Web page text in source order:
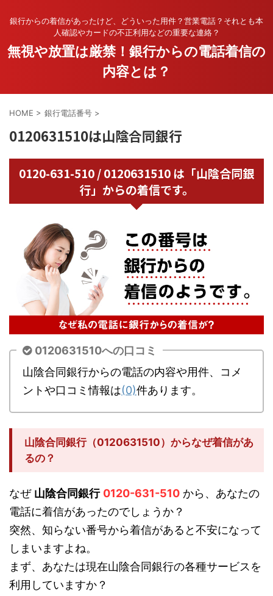
銀行からの着信があったけど、どういった用件？営業電話？それとも本
人確認やカードの不正利用などの重要な連絡？
無視や放置は厳禁！銀行からの電話着信の
内容とは？
HOME > 銀行電話番号 >
0120631510は山陰合同銀行
0120-631-510 / 0120631510 は「山陰合同銀
行」からの着信です。
0120631510への口コミ
山陰合同銀行からの電話の内容や用件、コメ
ントや口コミ情報は(0)件あります。
山陰合同銀行（0120631510）からなぜ着信があ
るの？
なぜ 山陰合同銀行 0120-631-510 から、あなたの
電話に着信があったのでしょうか？
突然、知らない番号から着信があると不安になって
しまいますよね。
まず、あなたは現在山陰合同銀行の各種サービスを
利用していますか？